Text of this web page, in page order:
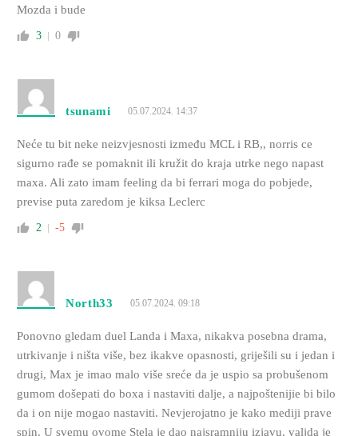
Mozda i bude
3 0
tsunami 05.07.2024. 14:37
Neće tu bit neke neizvjesnosti između MCL i RB,, norris ce
sigurno rađe se pomaknit ili kružit do kraja utrke nego napast
maxa. Ali zato imam feeling da bi ferrari moga do pobjede,
previse puta zaredom je kiksa Leclerc
2 -5
North33 05.07.2024. 09:18
Ponovno gledam duel Landa i Maxa, nikakva posebna drama,
utrkivanje i ništa više, bez ikakve opasnosti, griješili su i jedan i
drugi, Max je imao malo više sreće da je uspio sa probušenom
gumom došepati do boxa i nastaviti dalje, a najpoštenijie bi bilo
da i on nije mogao nastaviti. Nevjerojatno je kako mediji prave
spin. U svemu ovome Stela je dao najsramniju izjavu, valjda je